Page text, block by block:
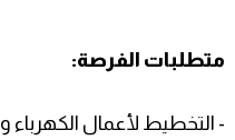
متطلبات الفرصة:
- التخطيط لأعمال الكهرباء